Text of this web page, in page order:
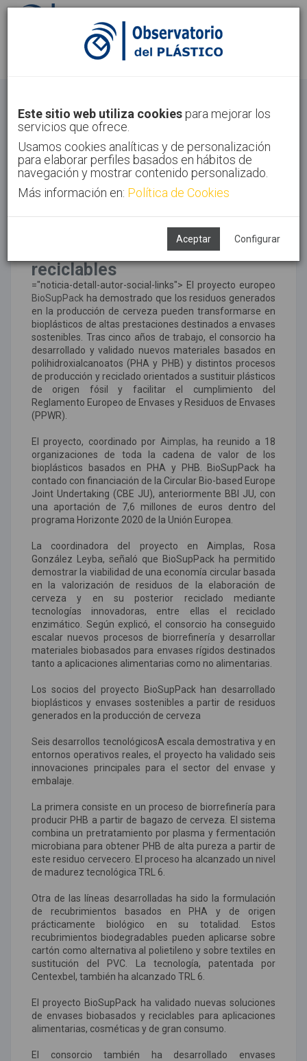
Identifícate Regístrate
Inicio Noticias
Este sitio web utiliza cookies para mejorar los
servicios que ofrece.
Usamos cookies analíticas y de personalización
para elaborar perfiles basados en hábitos de
navegación y mostrar contenido personalizado.
Más información en: Política de Cookies
Aceptar Configurar
@aimplas El proyecto
BioSupPack valida el uso de
residuos cerveceros para
fabricar envases biobasados y
reciclables
="noticia-detall-autor-social-links"> El proyecto europeo
BioSupPack ha demostrado que los residuos generados
en la producción de cerveza pueden transformarse en
bioplásticos de altas prestaciones destinados a envases
sostenibles. Tras cinco años de trabajo, el consorcio ha
desarrollado y validado nuevos materiales basados en
polihidroxialcanoatos (PHA y PHB) y distintos procesos
de producción y reciclado orientados a sustituir plásticos
de origen fósil y facilitar el cumplimiento del
Reglamento Europeo de Envases y Residuos de Envases
(PPWR).
El proyecto, coordinado por Aimplas, ha reunido a 18
organizaciones de toda la cadena de valor de los
bioplásticos basados en PHA y PHB. BioSupPack ha
contado con financiación de la Circular Bio-based Europe
Joint Undertaking (CBE JU), anteriormente BBI JU, con
una aportación de 7,6 millones de euros dentro del
programa Horizonte 2020 de la Unión Europea.
La coordinadora del proyecto en Aimplas, Rosa
González Leyba, señaló que BioSupPack ha permitido
demostrar la viabilidad de una economía circular basada
en la valorización de residuos de la elaboración de
cerveza y en su posterior reciclado mediante
tecnologías innovadoras, entre ellas el reciclado
enzimático. Según explicó, el consorcio ha conseguido
escalar nuevos procesos de biorrefinería y desarrollar
materiales biobasados para envases rígidos destinados
tanto a aplicaciones alimentarias como no alimentarias.
Los socios del proyecto BioSupPack han desarrollado
bioplásticos y envases sostenibles a partir de residuos
generados en la producción de cerveza
Seis desarrollos tecnológicosA escala demostrativa y en
entornos operativos reales, el proyecto ha validado seis
innovaciones principales para el sector del envase y
embalaje.
La primera consiste en un proceso de biorrefinería para
producir PHB a partir de bagazo de cerveza. El sistema
combina un pretratamiento por plasma y fermentación
microbiana para obtener PHB de alta pureza a partir de
este residuo cervecero. El proceso ha alcanzado un nivel
de madurez tecnológica TRL 6.
Otra de las líneas desarrolladas ha sido la formulación
de recubrimientos basados en PHA y de origen
prácticamente biológico en su totalidad. Estos
recubrimientos biodegradables pueden aplicarse sobre
cartón como alternativa al polietileno y sobre textiles en
sustitución del PVC. La tecnología, patentada por
Centexbel, también ha alcanzado TRL 6.
El proyecto BioSupPack ha validado nuevas soluciones
de envases biobasados y reciclables para aplicaciones
alimentarias, cosméticas y de gran consumo.
El consorcio también ha desarrollado envases